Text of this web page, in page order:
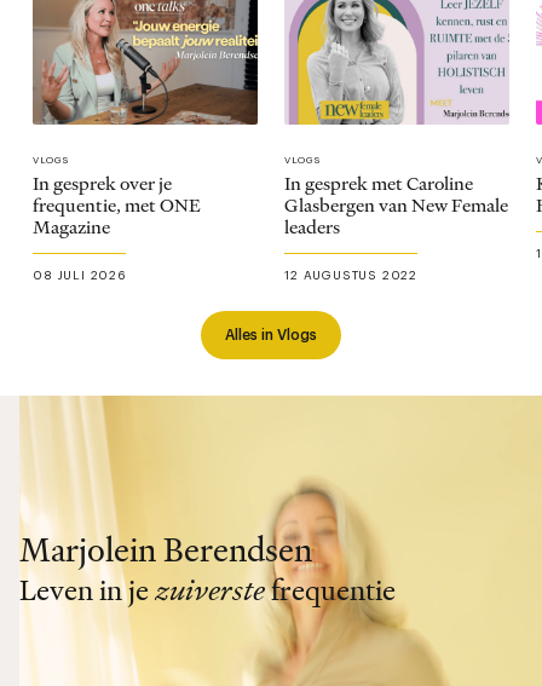
Alles in Vlogs
VLOGS
In gesprek over je
frequentie, met ONE
Magazine
08 JULI 2026
VLOGS
In gesprek met Caroline
Glasbergen van New Female
leaders
12 AUGUSTUS 2022
Marjolein Berendsen
Leven in jezuiverstefrequentie